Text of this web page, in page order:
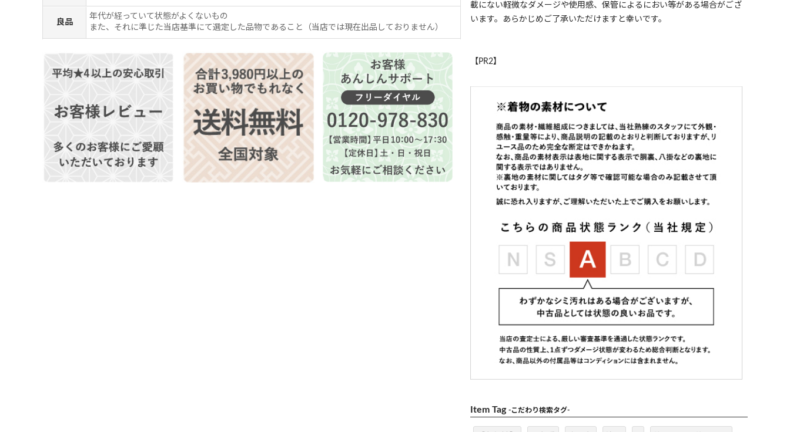
良品
年代が経っていて状態がよくないもの
また、それに準じた当店基準にて選定した品物であること（当店では現在出品しておりません）
載にない軽微なダメージや使用感、保管によるにおい等がある場合がござ
います。あらかじめご了承いただけますと幸いです。
【PR2】
Item Tag -こだわり検索タグ-